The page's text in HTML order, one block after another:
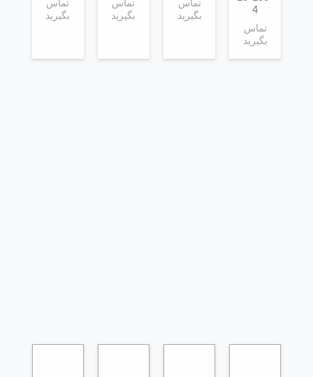
4
تماس
بگیرید
تماس
بگیرید
تماس
بگیرید
تماس
بگیرید